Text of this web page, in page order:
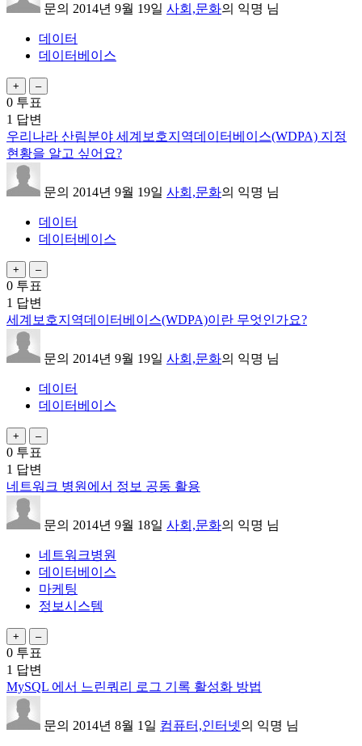
문의 2014년 9월 19일 사회,문화의 익명 님
데이터
데이터베이스
0 투표
1 답변
우리나라 산림분야 세계보호지역데이터베이스(WDPA) 지정
현황을 알고 싶어요?
문의 2014년 9월 19일 사회,문화의 익명 님
데이터
데이터베이스
0 투표
1 답변
세계보호지역데이터베이스(WDPA)이란 무엇인가요?
문의 2014년 9월 19일 사회,문화의 익명 님
데이터
데이터베이스
0 투표
1 답변
네트워크 병원에서 정보 공동 활용
문의 2014년 9월 18일 사회,문화의 익명 님
네트워크병원
데이터베이스
마케팅
정보시스템
0 투표
1 답변
MySQL 에서 느린쿼리 로그 기록 활성화 방법
문의 2014년 8월 1일 컴퓨터,인터넷의 익명 님